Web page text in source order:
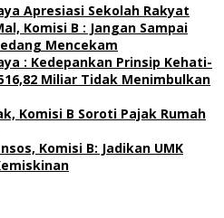
Apresiasi Sekolah Rakyat
Komisi B : Jangan Sampai
Mencekam
: Kedepankan Prinsip Kehati-
Miliar Tidak Menimbulkan
Komisi B Soroti Pajak Rumah
Komisi B: Jadikan UMK